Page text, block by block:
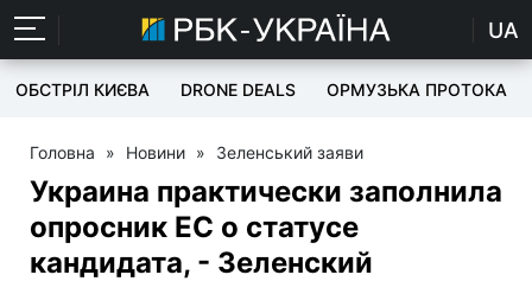
UA
ОБСТРІЛ КИЄВА DRONE DEALS ОРМУЗЬКА ПРОТОКА
Головна » Новини » Зеленський заяви
Украина практически заполнила
опросник ЕС о статусе
кандидата, - Зеленский